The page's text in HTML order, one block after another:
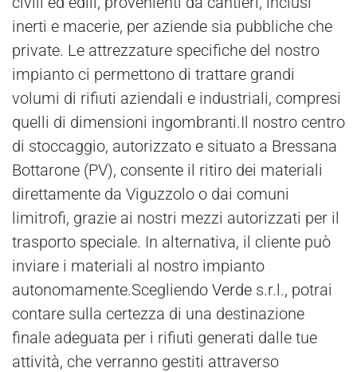
inerti e macerie, per aziende sia pubbliche che
private. Le attrezzature specifiche del nostro
impianto ci permettono di trattare grandi
volumi di rifiuti aziendali e industriali, compresi
quelli di dimensioni ingombranti.Il nostro centro
di stoccaggio, autorizzato e situato a Bressana
Bottarone (PV), consente il ritiro dei materiali
direttamente da Viguzzolo o dai comuni
limitrofi, grazie ai nostri mezzi autorizzati per il
trasporto speciale. In alternativa, il cliente può
inviare i materiali al nostro impianto
autonomamente.Scegliendo Verde s.r.l., potrai
contare sulla certezza di una destinazione
finale adeguata per i rifiuti generati dalle tue
attività, che verranno gestiti attraverso